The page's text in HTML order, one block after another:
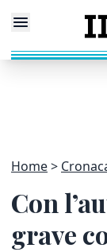
Home
Con
grave